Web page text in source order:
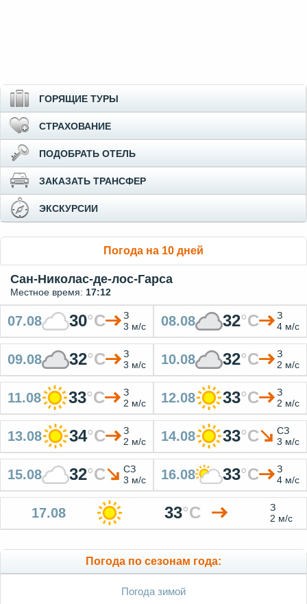
ГОРЯЩИЕ ТУРЫ
СТРАХОВАНИЕ
ПОДОБРАТЬ ОТЕЛЬ
ЗАКАЗАТЬ ТРАНСФЕР
ЭКСКУРСИИ
Погода на 10 дней
Сан-Николас-де-лос-Гарса
Местное время: 17:12
07.08 30°C
З
3 м/с
08.08 32°C
З
4 м/с
09.08 32°C
З
3 м/с
10.08 32°C
З
2 м/с
11.08 33°C
З
2 м/с
12.08 33°C
З
2 м/с
13.08 34°C
З
2 м/с
14.08 33°C
СЗ
3 м/с
15.08 32°C
СЗ
3 м/с
16.08 33°C
З
4 м/с
17.08 33°C
З
2 м/с
Погода по сезонам года:
Погода зимой